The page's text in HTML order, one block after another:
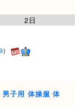
2日
）
子用 体操服 体